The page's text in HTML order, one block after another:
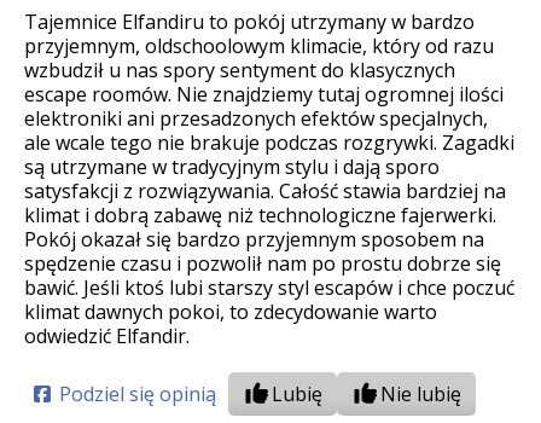
Tajemnice Elfandiru to pokój utrzymany w bardzo
przyjemnym, oldschoolowym klimacie, który od razu
wzbudził u nas spory sentyment do klasycznych
escape roomów. Nie znajdziemy tutaj ogromnej ilości
elektroniki ani przesadzonych efektów specjalnych,
ale wcale tego nie brakuje podczas rozgrywki. Zagadki
są utrzymane w tradycyjnym stylu i dają sporo
satysfakcji z rozwiązywania. Całość stawia bardziej na
klimat i dobrą zabawę niż technologiczne fajerwerki.
Pokój okazał się bardzo przyjemnym sposobem na
spędzenie czasu i pozwolił nam po prostu dobrze się
bawić. Jeśli ktoś lubi starszy styl escapów i chce poczuć
klimat dawnych pokoi, to zdecydowanie warto
odwiedzić Elfandir.
Podziel się opinią Lubię Nie lubię